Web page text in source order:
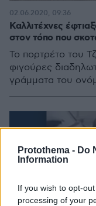
Protothema - Do
Information
If you wish to opt-
processing of your
Καλλιτέχνες
στον τόπο που
Το πορτρέτο του
φιγούρες
γράμματα του
02.06.2020, 09:36